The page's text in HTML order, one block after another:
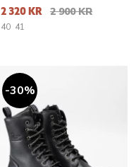
skinn
2 320 KR 2 900 KR
40 41
30%